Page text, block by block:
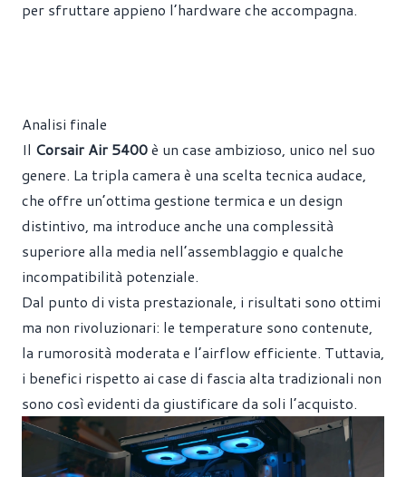
per sfruttare appieno l’hardware che accompagna.
Analisi finale
Il Corsair Air 5400è un case ambizioso, unico nel suo
genere. La tripla camera è una scelta tecnica audace,
che offre un’ottima gestione termica e un design
distintivo, ma introduce anche una complessità
superiore alla media nell’assemblaggio e qualche
incompatibilità potenziale.
Dal punto di vista prestazionale, i risultati sono ottimi
ma non rivoluzionari: le temperature sono contenute,
la rumorosità moderata e l’airflow efficiente. Tuttavia,
i benefici rispetto ai case di fascia alta tradizionali non
sono così evidenti da giustificare da soli l’acquisto.